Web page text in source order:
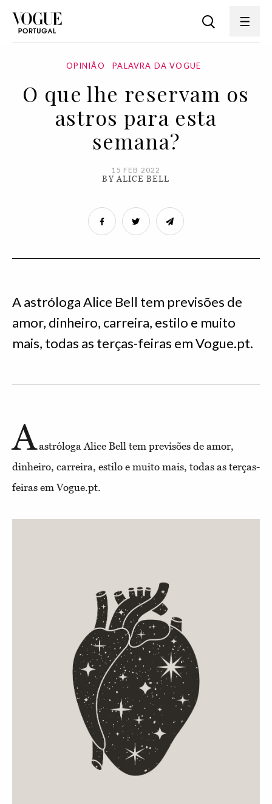
OPINIÃO PALAVRA DA VOGUE
O que lhe reservam os
astros para esta
semana?
15 FEB 2022
BY ALICE BELL
A astróloga Alice Bell tem previsões de
amor, dinheiro, carreira, estilo e muito
mais, todas as terças-feiras em Vogue.pt.
Aastróloga Alice Bell tem previsões de amor,
dinheiro, carreira, estilo e muito mais, todas as terças-
feiras em Vogue.pt.